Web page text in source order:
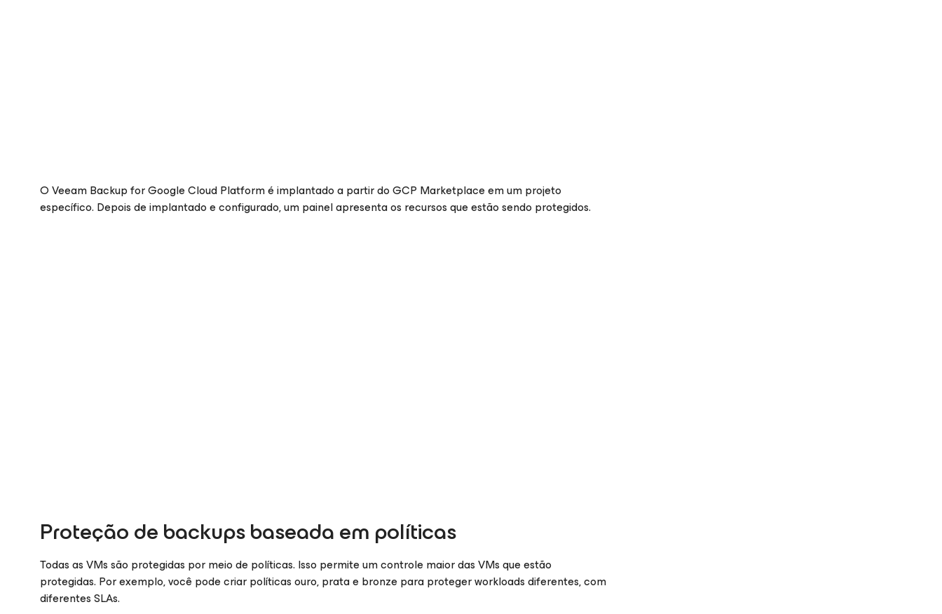
O Veeam Backupfor Google Cloud Platformé implantado a partir do GCP Marketplace em um projeto
específico. Depois de implantado e configurado, um painel apresenta os recursos que estão sendo protegidos.
Proteção de backups baseada em políticas
Todas as VMs são protegidas por meio de políticas. Isso permite um controle maior das VMs que estão
protegidas. Por exemplo, você pode criar políticas ouro, prata e bronze para proteger workloads diferentes, com
diferentes SLAs.